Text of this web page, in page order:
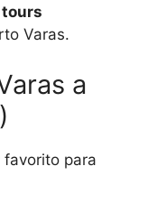
Varas.
a
favorito para